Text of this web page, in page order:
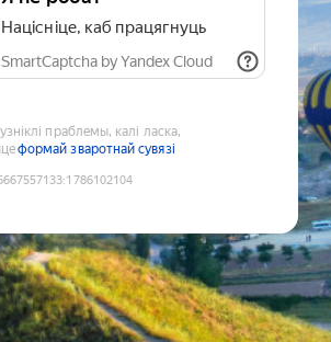
Націсніце, каб працягнуць
SmartCaptcha by Yandex Cloud
праблемы, калі ласка,
формай зваротнай сувязі
:1786102104